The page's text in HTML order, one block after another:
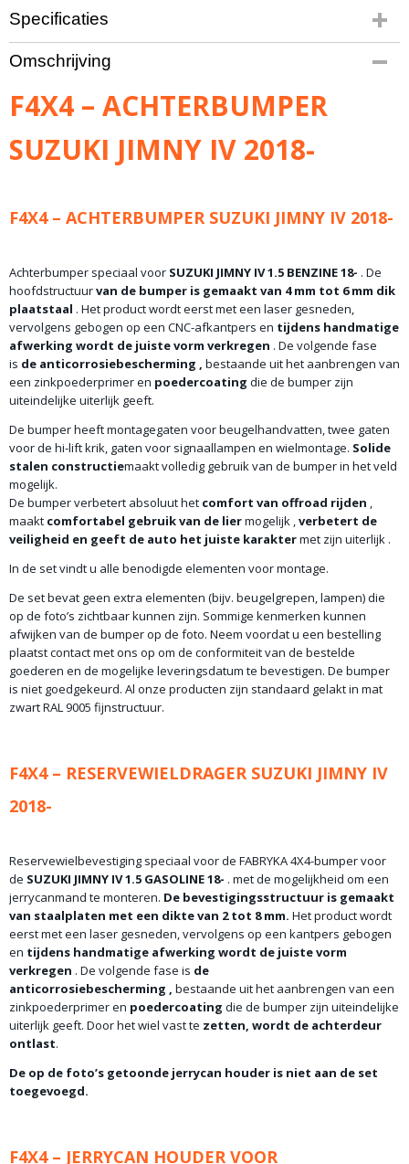
Specificaties
Productcode
1662-397
Netto gewicht
35,00 Kg
75,00 Kg
Omschrijving
F4X4 – ACHTERBUMPER
SUZUKI JIMNY IV 2018-
F4X4 – ACHTERBUMPER SUZUKI JIMNY IV 2018-
Achterbumper speciaal voor SUZUKI JIMNY IV 1.5 BENZINE 18- . De
hoofdstructuurvan de bumper is gemaakt van 4 mm tot 6 mm dik
plaatstaal . Het product wordt eerst met een laser gesneden,
vervolgens gebogen op een CNC-afkantpers en tijdens handmatige
afwerking wordt de juiste vorm verkregen . De volgende fase
is de anticorrosiebescherming , bestaande uit het aanbrengen van
een zinkpoederprimer en poedercoating die de bumper zijn
uiteindelijke uiterlijk geeft.
De bumper heeft montagegaten voor beugelhandvatten, twee gaten
voor de hi-lift krik, gaten voor signaallampen en wielmontage. Solide
stalen constructiemaakt volledig gebruik van de bumper in het veld
mogelijk.
De bumper verbetert absoluut het comfort van offroad rijden ,
maakt comfortabel gebruik van de liermogelijk ,verbetert de
veiligheid en geeft de auto het juiste karaktermet zijn uiterlijk .
In de set vindt u alle benodigde elementen voor montage.
De set bevat geen extra elementen (bijv. beugelgrepen, lampen) die
op de foto’s zichtbaar kunnen zijn. Sommige kenmerken kunnen
afwijken van de bumper op de foto. Neem voordat u een bestelling
plaatst contact met ons op om de conformiteit van de bestelde
goederen en de mogelijke leveringsdatum te bevestigen. De bumper
is niet goedgekeurd. Al onze producten zijn standaard gelakt in mat
zwart RAL 9005 fijnstructuur.
F4X4 – RESERVEWIELDRAGER SUZUKI JIMNY IV
2018-
Reservewielbevestiging speciaal voor de FABRYKA 4X4-bumper voor
de SUZUKI JIMNY IV 1.5 GASOLINE 18- . met de mogelijkheid om een ​​
jerrycanmand te monteren. De bevestigingsstructuur is gemaakt
van staalplaten met een dikte van 2 tot 8 mm. Het product wordt
eerst met een laser gesneden, vervolgens op een kantpers gebogen
en tijdens handmatige afwerking wordt de juiste vorm
verkregen . De volgende fase is de
anticorrosiebescherming , bestaande uit het aanbrengen van een
zinkpoederprimer en poedercoating die de bumper zijn uiteindelijke
uiterlijk geeft. Door het wiel vast te zetten, wordt de achterdeur
ontlast.
De op de foto’s getoonde jerrycan houder is niet aan de set
toegevoegd.
F4X4 – JERRYCAN HOUDER VOOR